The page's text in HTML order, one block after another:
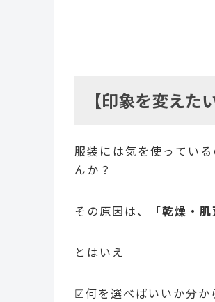
【印象を変え
服装には気を使ってい
んか？
その原因は、 「乾燥・
とはいえ
☑何を選べばいいか分か